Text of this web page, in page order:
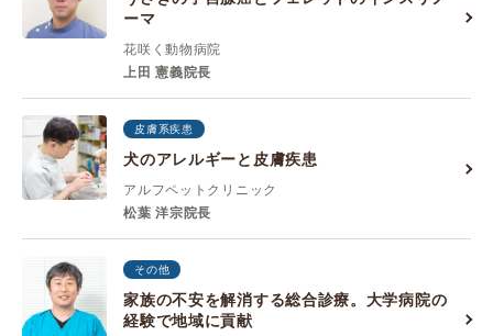
ーマ
花咲く動物病院
上田 憲義院長
皮膚系疾患
犬のアレルギーと皮膚疾患
アルフペットクリニック
松葉 洋宗院長
その他
家族の不安を解消する総合診療。大学病院の
経験で地域に貢献